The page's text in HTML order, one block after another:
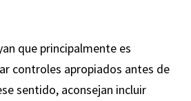
que principalmente es
controles apropiados antes de
sentido, aconsejan incluir